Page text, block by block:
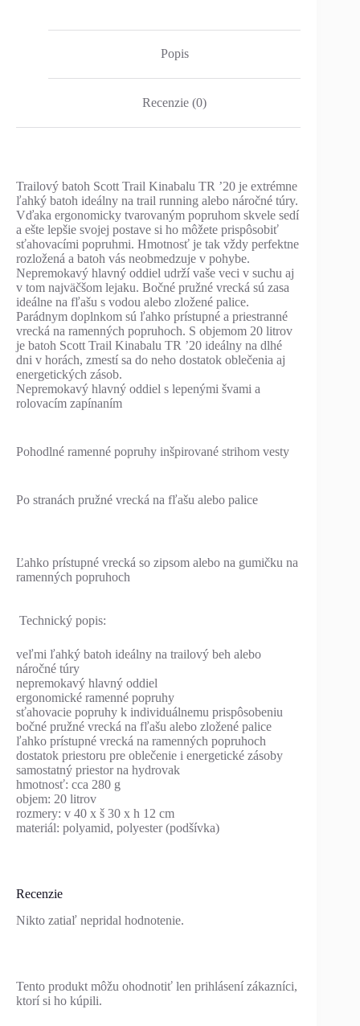
Popis
Recenzie (0)
Trailový batoh Scott Trail Kinabalu TR ’20 je extrémne
ľahký batoh ideálny na trail running alebo náročné túry.
Vďaka ergonomicky tvarovaným popruhom skvele sedí
a ešte lepšie svojej postave si ho môžete prispôsobiť
sťahovacími popruhmi. Hmotnosť je tak vždy perfektne
rozložená a batoh vás neobmedzuje v pohybe.
Nepremokavý hlavný oddiel udrží vaše veci v suchu aj
v tom najväčšom lejaku. Bočné pružné vrecká sú zasa
ideálne na fľašu s vodou alebo zložené palice.
Parádnym doplnkom sú ľahko prístupné a priestranné
vrecká na ramenných popruhoch. S objemom 20 litrov
je batoh Scott Trail Kinabalu TR ’20 ideálny na dlhé
dni v horách, zmestí sa do neho dostatok oblečenia aj
energetických zásob.
Nepremokavý hlavný oddiel s lepenými švami a
rolovacím zapínaním
Pohodlné ramenné popruhy inšpirované strihom vesty
Po stranách pružné vrecká na fľašu alebo palice
Ľahko prístupné vrecká so zipsom alebo na gumičku na
ramenných popruhoch
Technický popis:
veľmi ľahký batoh ideálny na trailový beh alebo
náročné túry
nepremokavý hlavný oddiel
ergonomické ramenné popruhy
sťahovacie popruhy k individuálnemu prispôsobeniu
bočné pružné vrecká na fľašu alebo zložené palice
ľahko prístupné vrecká na ramenných popruhoch
dostatok priestoru pre oblečenie i energetické zásoby
samostatný priestor na hydrovak
hmotnosť: cca 280 g
objem: 20 litrov
rozmery: v 40 x š 30 x h 12 cm
materiál: polyamid, polyester (podšívka)
Recenzie
Nikto zatiaľ nepridal hodnotenie.
Tento produkt môžu ohodnotiť len prihlásení zákazníci,
ktorí si ho kúpili.